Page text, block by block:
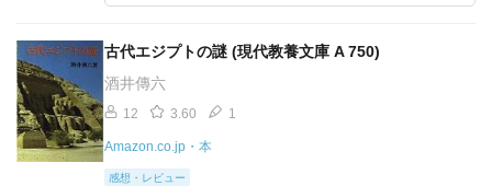
古代エジプトの謎 (現代教養文庫 A 750)
酒井傳六
12 3.60 1
Amazon.co.jp・本
感想・レビュー